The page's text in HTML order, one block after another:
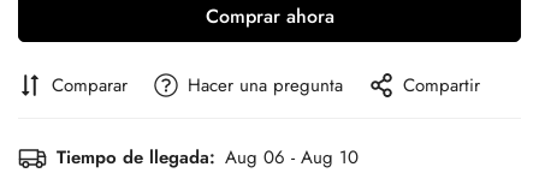
Comprar ahora
Comparar Hacer una pregunta Compartir
Tiempo de llegada: Aug 06 - Aug 10